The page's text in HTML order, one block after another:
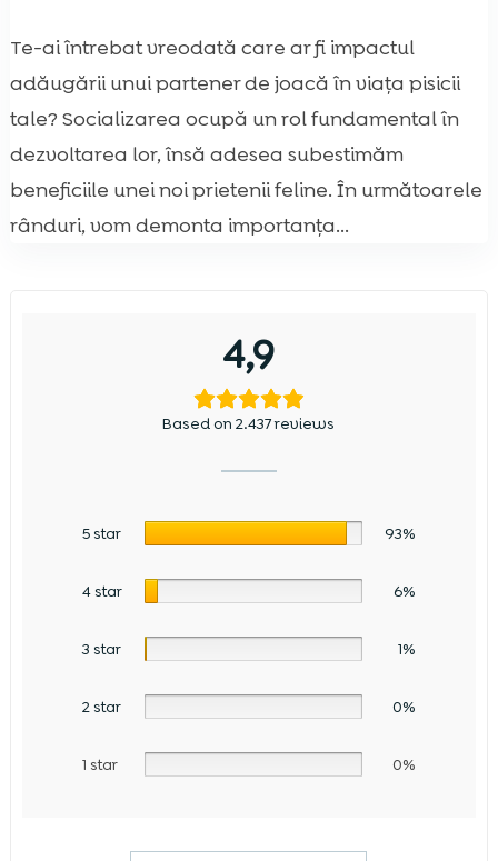
Te-ai întrebat vreodată care ar fi impactul
adăugării unui partener de joacă în viața pisicii
tale? Socializarea ocupă un rol fundamental în
dezvoltarea lor, însă adesea subestimăm
beneficiile unei noi prietenii feline. În următoarele
rânduri, vom demonta importanța...
4,9
Based on 2.437 reviews
5 star 93%
4 star 6%
3 star 1%
2 star 0%
1 star 0%